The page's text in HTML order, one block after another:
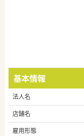
基本情報
法人名
店舗名
雇用形態